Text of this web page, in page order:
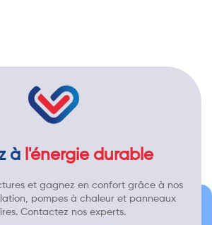
à l'énergie durable
et gagnez en confort grâce à nos
pompes à chaleur et panneaux
Contactez nos experts.